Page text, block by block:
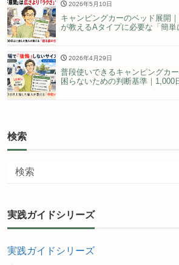
2026年5月10日
キャンピングカーのベッド展開
が教えるAタイプに必要な「簡
2026年4月29日
普段使いできるキャンピングカ
困らないための判断基準｜1,000
検索
実践ガイドシリーズ
実践ガイドシリーズ